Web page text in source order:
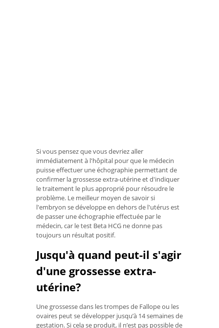
Si vous pensez que vous devriez aller
immédiatement à l'hôpital pour que le médecin
puisse effectuer une échographie permettant de
confirmer la grossesse extra-utérine et d'indiquer
le traitement le plus approprié pour résoudre le
problème. Le meilleur moyen de savoir si
l'embryon se développe en dehors de l'utérus est
de passer une échographie effectuée par le
médecin, car le test Beta HCG ne donne pas
toujours un résultat positif.
Jusqu'à quand peut-il s'agir
d'une grossesse extra-
utérine?
Une grossesse dans les trompes de Fallope ou les
ovaires peut se développer jusqu’à 14 semaines de
gestation. Si cela se produit, il n’est pas possible de